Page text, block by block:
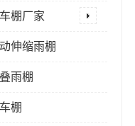
棚厂家
伸缩雨棚
雨棚
棚